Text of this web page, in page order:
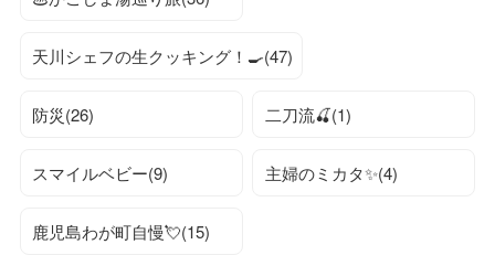
天川シェフの生クッキング！🍳(47)
防災(26) 二刀流🍒(1)
スマイルベビー(9) 主婦のミカタ✨(4)
鹿児島わが町自慢💘(15)